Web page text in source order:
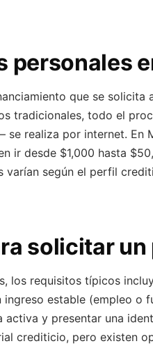
personales
que se solicita
tradicionales, todo el
realiza por internet. En
ir desde $1,000 hasta
varían según el perfil
solicitar
los requisitos típicos
estable (empleo o
activa y presentar una
crediticio, pero existen